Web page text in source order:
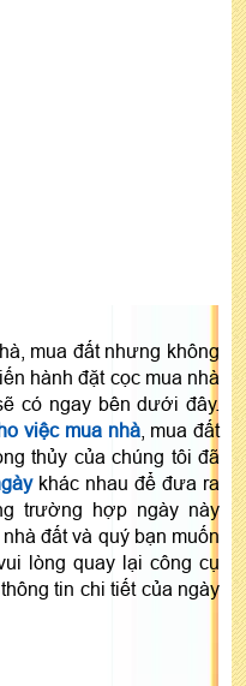
mua đất nhưng không
hành đặt cọc mua nhà
có ngay bên dưới đây.
việc mua nhà, mua đất
thủy của chúng tôi đã
khác nhau để đưa ra
trường hợp ngày này
đất và quý bạn muốn
lòng quay lại công cụ
tin chi tiết của ngày